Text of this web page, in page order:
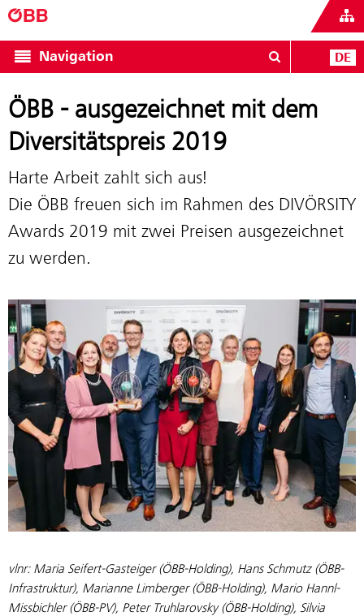
Navigation DE
ÖBB - ausgezeichnet mit dem
Diversitätspreis 2019
Harte Arbeit zahlt sich aus!
Die ÖBB freuen sich im Rahmen des DIVÖRSITY
Awards 2019 mit zwei Preisen ausgezeichnet
zu werden.
vlnr: Maria Seifert-Gasteiger (ÖBB-Holding), Hans Schmutz (ÖBB-
Infrastruktur), Marianne Limberger (ÖBB-Holding), Mario Hannl-
Missbichler (ÖBB-PV), Peter Truhlarovsky (ÖBB-Holding), Silvia